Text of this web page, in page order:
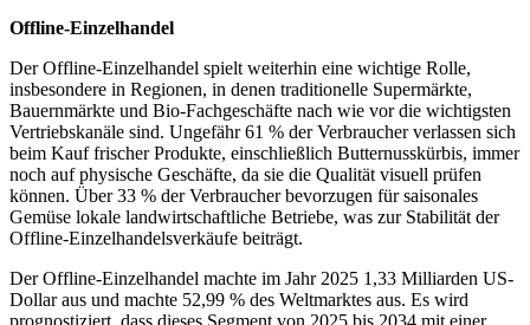
Offline-Einzelhandel
Der Offline-Einzelhandel spielt weiterhin eine wichtige Rolle,
insbesondere in Regionen, in denen traditionelle Supermärkte,
Bauernmärkte und Bio-Fachgeschäfte nach wie vor die wichtigsten
Vertriebskanäle sind. Ungefähr 61 % der Verbraucher verlassen sich
beim Kauf frischer Produkte, einschließlich Butternusskürbis, immer
noch auf physische Geschäfte, da sie die Qualität visuell prüfen
können. Über 33 % der Verbraucher bevorzugen für saisonales
Gemüse lokale landwirtschaftliche Betriebe, was zur Stabilität der
Offline-Einzelhandelsverkäufe beiträgt.
Der Offline-Einzelhandel machte im Jahr 2025 1,33 Milliarden US-
Dollar aus und machte 52,99 % des Weltmarktes aus. Es wird